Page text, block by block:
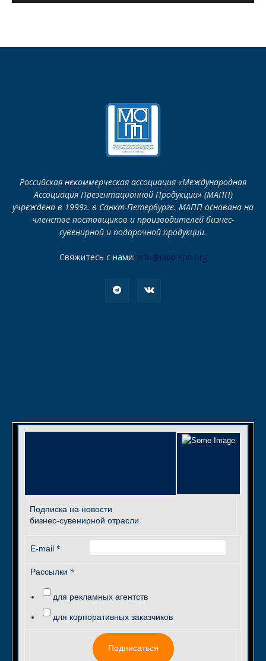
Российская некоммерческая ассоциация «Международная
Ассоциация Презентационной Продукции» (МАПП)
учреждена в 1999г. в Санкт-Петербурге. МАПП основана на
членстве поставщиков и производителей бизнес-
сувенирной и подарочной продукции.
Свяжитесь с нами: info@iapp-spb.org
Подписка на новости
бизнес-сувенирной отрасли
E-mail *
Рассылки *
для рекламных агентств
для корпоративных заказчиков
Подписаться